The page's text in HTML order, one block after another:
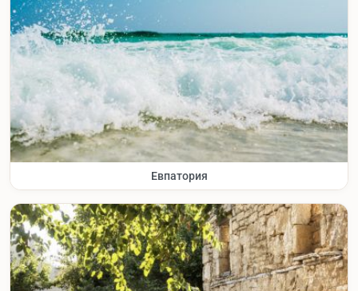
Евпатория